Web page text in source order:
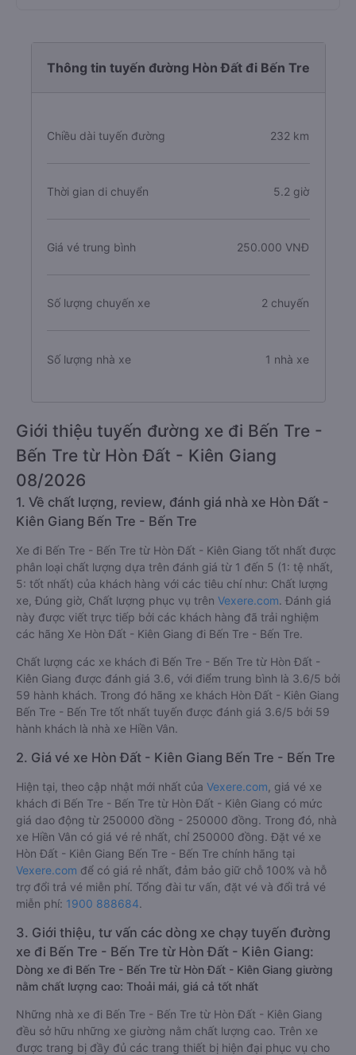
Thông tin tuyến đường Hòn Đất đi Bến Tre
Chiều dài tuyến đường 232 km
Thời gian di chuyển 5.2 giờ
Giá vé trung bình 250.000 VNĐ
Số lượng chuyến xe 2 chuyến
Số lượng nhà xe 1 nhà xe
Giới thiệu tuyến đường xe đi Bến Tre -
Bến Tre từ Hòn Đất - Kiên Giang
08/2026
1. Về chất lượng, review, đánh giá nhà xe Hòn Đất -
Kiên Giang Bến Tre - Bến Tre
Xe đi Bến Tre - Bến Tre từ Hòn Đất - Kiên Giang tốt nhất được
phân loại chất lượng dựa trên đánh giá từ 1 đến 5 (1: tệ nhất,
5: tốt nhất) của khách hàng với các tiêu chí như: Chất lượng
xe, Đúng giờ, Chất lượng phục vụ trên Vexere.com. Đánh giá
này được viết trực tiếp bởi các khách hàng đã trải nghiệm
các hãng Xe Hòn Đất - Kiên Giang đi Bến Tre - Bến Tre.
Chất lượng các xe khách đi Bến Tre - Bến Tre từ Hòn Đất -
Kiên Giang được đánh giá 3.6, với điểm trung bình là 3.6/5 bởi
59 hành khách. Trong đó hãng xe khách Hòn Đất - Kiên Giang
Bến Tre - Bến Tre tốt nhất tuyến được đánh giá 3.6/5 bởi 59
hành khách là nhà xe Hiền Vân.
2. Giá vé xe Hòn Đất - Kiên Giang Bến Tre - Bến Tre
Hiện tại, theo cập nhật mới nhất của Vexere.com , giá vé xe
khách đi Bến Tre - Bến Tre từ Hòn Đất - Kiên Giang có mức
giá dao động từ 250000 đồng - 250000 đồng. Trong đó, nhà
xe Hiền Vân có giá vé rẻ nhất, chỉ 250000 đồng. Đặt vé xe
Hòn Đất - Kiên Giang Bến Tre - Bến Tre chính hãng tại
Vexere.com để có giá rẻ nhất, đảm bảo giữ chỗ 100% và hỗ
trợ đổi trả vé miễn phí. Tổng đài tư vấn, đặt vé và đổi trả vé
miễn phí: 1900 888684.
3. Giới thiệu, tư vấn các dòng xe chạy tuyến đường
xe đi Bến Tre - Bến Tre từ Hòn Đất - Kiên Giang:
Dòng xe đi Bến Tre - Bến Tre từ Hòn Đất - Kiên Giang giường
nằm chất lượng cao: Thoải mái, giá cả tốt nhất
Những nhà xe đi Bến Tre - Bến Tre từ Hòn Đất - Kiên Giang
đều sở hữu những xe giường nằm chất lượng cao. Trên xe
được trang bị đầy đủ các trang thiết bị hiện đại phục vụ cho